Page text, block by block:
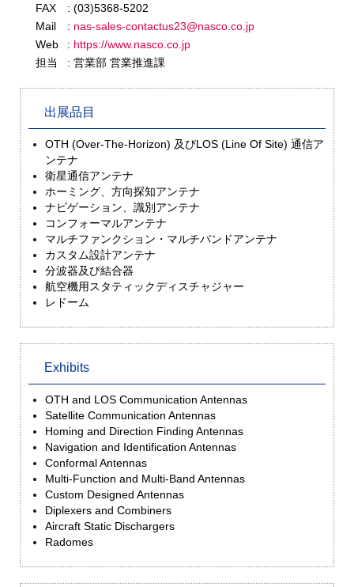
FAX
: (03)5368-5202
Mail
: nas-sales-contactus23@nasco.co.jp
Web
: https://www.nasco.co.jp
担当
: 営業部 営業推進課
出展品目
OTH (Over-The-Horizon) 及びLOS (Line Of Site) 通信ア
ンテナ
衛星通信アンテナ
ホーミング、方向探知アンテナ
ナビゲーション、識別アンテナ
コンフォーマルアンテナ
マルチファンクション・マルチバンドアンテナ
カスタム設計アンテナ
分波器及び結合器
航空機用スタティックディスチャジャー
レドーム
Exhibits
OTH and LOS Communication Antennas
Satellite Communication Antennas
Homing and Direction Finding Antennas
Navigation and Identification Antennas
Conformal Antennas
Multi-Function and Multi-Band Antennas
Custom Designed Antennas
Diplexers and Combiners
Aircraft Static Dischargers
Radomes